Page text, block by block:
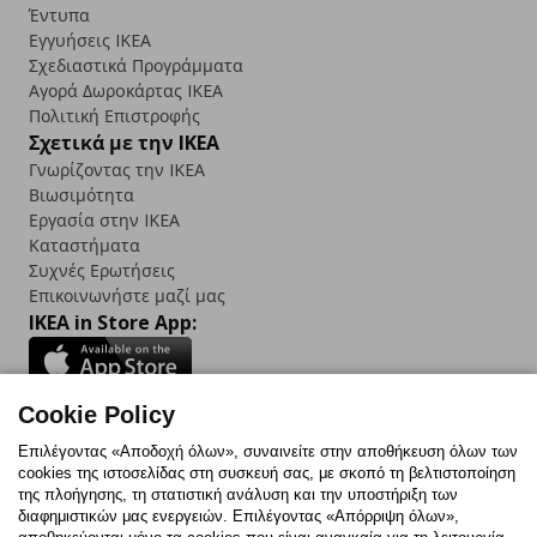
Έντυπα
Εγγυήσεις IKEA
Σχεδιαστικά Προγράμματα
Αγορά Δωρoκάρτας IKEA
Πολιτική Επιστροφής
Σχετικά με την IKEA
Γνωρίζοντας την IKEA
Βιωσιμότητα
Εργασία στην IKEA
Καταστήματα
Συχνές Ερωτήσεις
Επικοινωνήστε μαζί μας
IKEA in Store App:
Follow us:
FacebookInstagram
TikTokYoutubePinterestTwitter
Cookie Policy
Επιλέγοντας «Αποδοχή όλων», συναινείτε στην αποθήκευση όλων των
cookies της ιστοσελίδας στη συσκευή σας, με σκοπό τη βελτιστοποίηση
της πλοήγησης, τη στατιστική ανάλυση και την υποστήριξη των
διαφημιστικών μας ενεργειών. Επιλέγοντας «Απόρριψη όλων»,